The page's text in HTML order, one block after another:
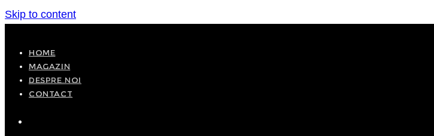
Skip to content
HOME
MAGAZIN
DESPRE NOI
CONTACT